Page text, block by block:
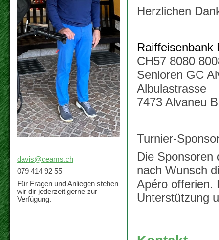
davis@ceams.ch
079 414 92 55
Für Fragen und Anliegen stehen
wir dir jederzeit gerne zur
Verfügung.
Herzlichen
Raiffeisenbank
CH57 8080
Senioren GC
Albulastrasse
7473 Alvaneu
Turnier-
Die Sponsoren
nach Wunsch
Apéro offerien.